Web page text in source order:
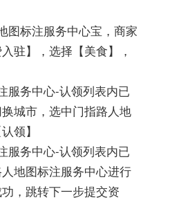
图标注服务中心宝，商家
驻】，选择【美食】，
服务中心-认领列表内已
城市，选中门指路人地
领】
服务中心-认领列表内已
地图标注服务中心进行
，跳转下一步提交资